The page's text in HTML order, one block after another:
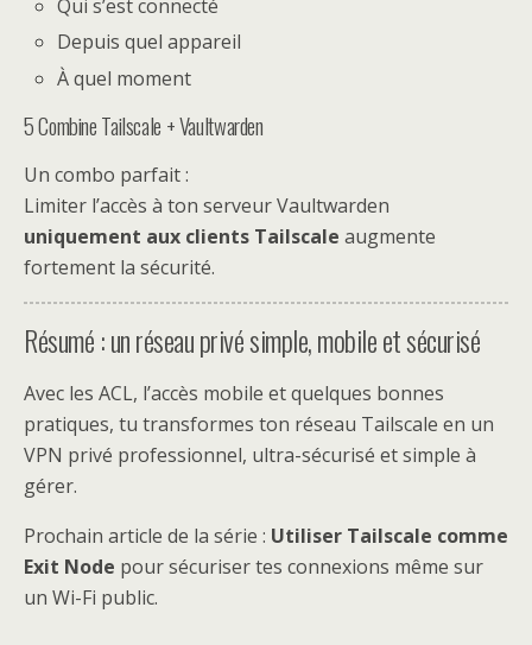
Qui s’est connecté
Depuis quel appareil
À quel moment
5️ Combine Tailscale + Vaultwarden
Un combo parfait :
Limiter l’accès à ton serveur Vaultwarden
uniquement aux clients Tailscale augmente
fortement la sécurité.
Résumé : un réseau privé simple, mobile et sécurisé
Avec les ACL, l’accès mobile et quelques bonnes
pratiques, tu transformes ton réseau Tailscale en un
VPN privé professionnel, ultra-sécurisé et simple à
gérer.
Prochain article de la série : Utiliser Tailscale comme
Exit Node pour sécuriser tes connexions même sur
un Wi-Fi public.